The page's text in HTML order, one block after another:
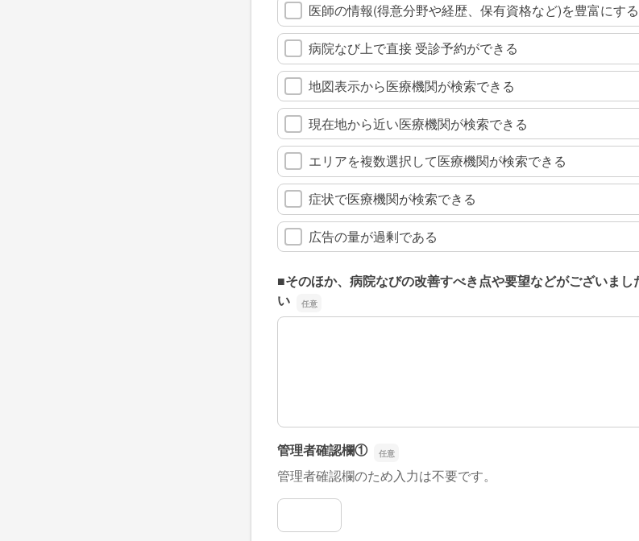
医師の情報(得意分野や経歴、保有資格など)を豊富にする
病院なび上で直接 受診予約ができる
地図表示から医療機関が検索できる
現在地から近い医療機関が検索できる
エリアを複数選択して医療機関が検索できる
症状で医療機関が検索できる
広告の量が過剰である
■そのほか、病院なびの改善すべき点や要望などがございま
い
■そのほか、病院なびの改善すべき点や要望などがございまし
管理者確認欄①
管理者確認欄のため入力は不要です。
管理者確認欄①